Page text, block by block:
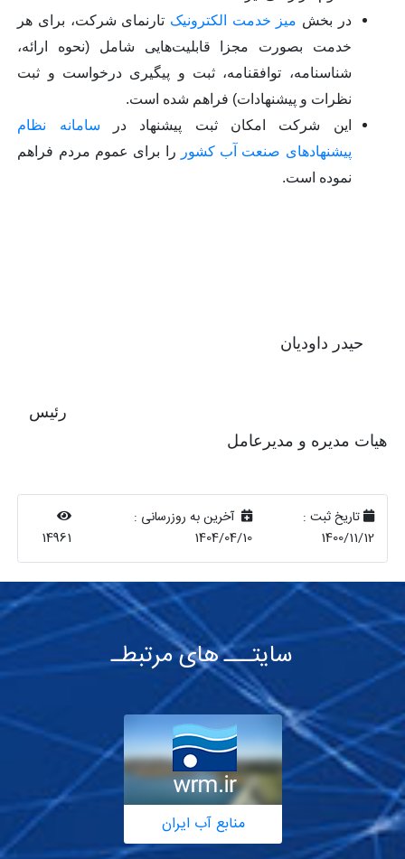
در بخش میز خدمت الکترونیک تارنمای شرکت، برای هر
خدمت بصورت مجزا قابلیت‌هایی شامل (نحوه ارائه،
شناسنامه، توافقنامه، ثبت و پیگیری درخواست و ثبت
نظرات و پیشنهادات) فراهم شده است.
این شرکت امکان ثبت پیشنهاد در سامانه نظام
پیشنهادهای صنعت آب کشور
را برای عموم مردم فراهم
نموده است.
حیدر داودیان
رئیس
هیات مدیره و مدیرعامل
تاریخ ثبت :
1400/11/12
آخرین به روزرسانی :
1404/04/10
14961
سایتـــ های مرتبطـ
منابع آب ایران